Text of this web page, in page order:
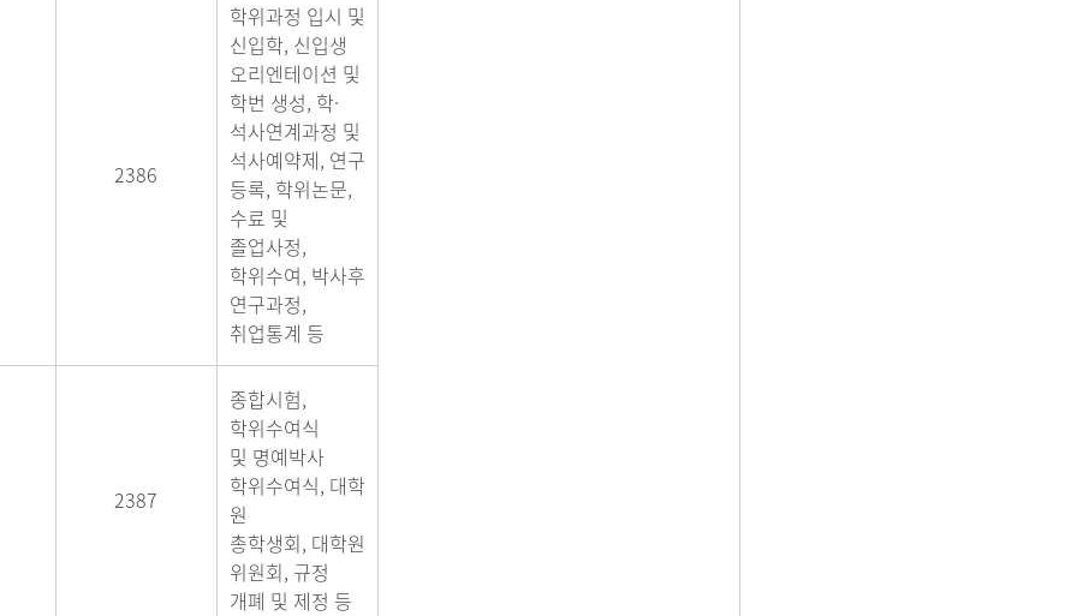
2386
학위과정 입시 및
신입학, 신입생
오리엔테이션 및
학번 생성, 학·
석사연계과정 및
석사예약제, 연구
등록, 학위논문,
수료 및
졸업사정,
학위수여, 박사후
연구과정,
취업통계 등
2387
종합시험,
학위수여식
및 명예박사
학위수여식, 대학
원
총학생회, 대학원
위원회, 규정
개폐 및 제정 등